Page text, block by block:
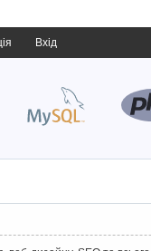
Вхід